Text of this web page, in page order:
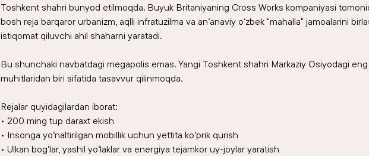
Toshkent shahri bunyod etilmoqda. Buyuk Britaniyaning Cross Works kompaniyasi
bosh reja barqaror urbanizm, aqlli infratuzilma va an’anaviy o‘zbek "mahalla" jamoalarini
istiqomat qiluvchi ahil shaharni yaratadi.
Bu shunchaki navbatdagi megapolis emas. Yangi Toshkent shahri Markaziy Osiyodagi
muhitlaridan biri sifatida tasavvur qilinmoqda.
Rejalar quyidagilardan iborat:
• 200 ming tup daraxt ekish
• Insonga yo‘naltirilgan mobillik uchun yettita ko‘prik qurish
• Ulkan bog‘lar, yashil yo‘laklar va energiya tejamkor uy-joylar yaratish